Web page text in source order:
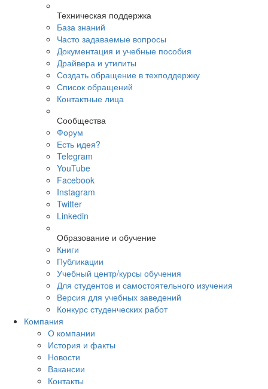
Техническая поддержка
База знаний
Часто задаваемые вопросы
Документация и учебные пособия
Драйвера и утилиты
Создать обращение в техподдержку
Список обращений
Контактные лица
Сообщества
Форум
Есть идея?
Telegram
YouTube
Facebook
Instagram
Twitter
Linkedin
Образование и обучение
Книги
Публикации
Учебный центр/курсы обучения
Для студентов и самостоятельного изучения
Версия для учебных заведений
Конкурс студенческих работ
Компания
О компании
История и факты
Новости
Вакансии
Контакты